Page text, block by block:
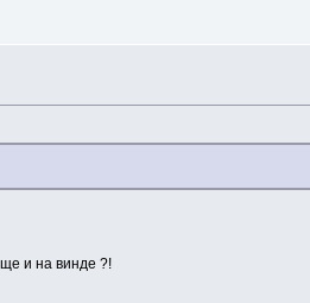
и на винде ?!